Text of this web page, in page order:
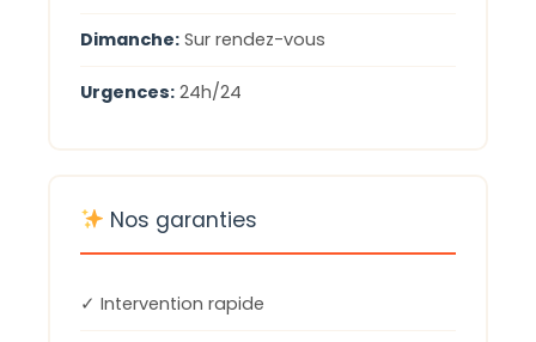
Dimanche: Sur rendez-vous
Urgences: 24h/24
Nos garanties
✓ Intervention rapide